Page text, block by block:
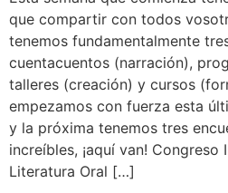
que compartir con todos
tenemos fundamentalmente
cuentacuentos (narración),
talleres (creación) y cursos
empezamos con fuerza esta
y la próxima tenemos tres
increíbles, ¡aquí van! Congreso
Literatura Oral […]